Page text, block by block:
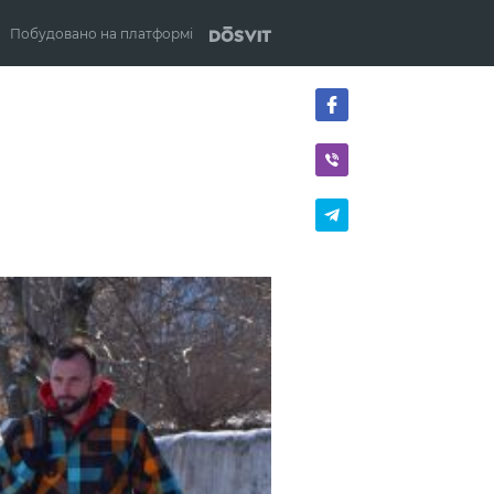
Побудовано на платформі